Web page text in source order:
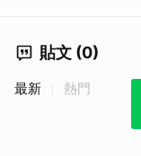
貼文 (0)
最新 熱門